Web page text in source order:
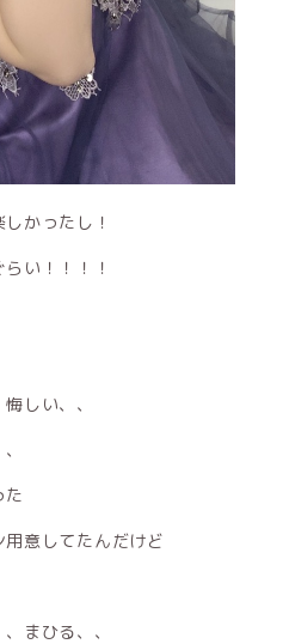
かったし！
い！！！！
しい、、
た
意してたんだけど
まひる、、